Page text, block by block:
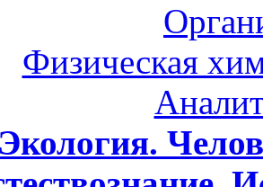
Физическая
Экология.